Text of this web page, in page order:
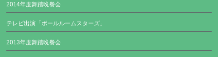
2014年度舞踏晩餐会
テレビ出演「ボールルームスターズ」
2013年度舞踏晩餐会